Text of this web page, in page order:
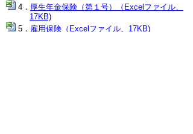
厚生年金保険（第１号）（Excelファイル、
17KB)
雇用保険（Excelファイル、17KB)